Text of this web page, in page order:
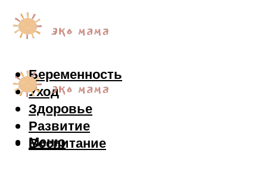
Беременность
Уход
Здоровье
Развитие
Воспитание
Меню